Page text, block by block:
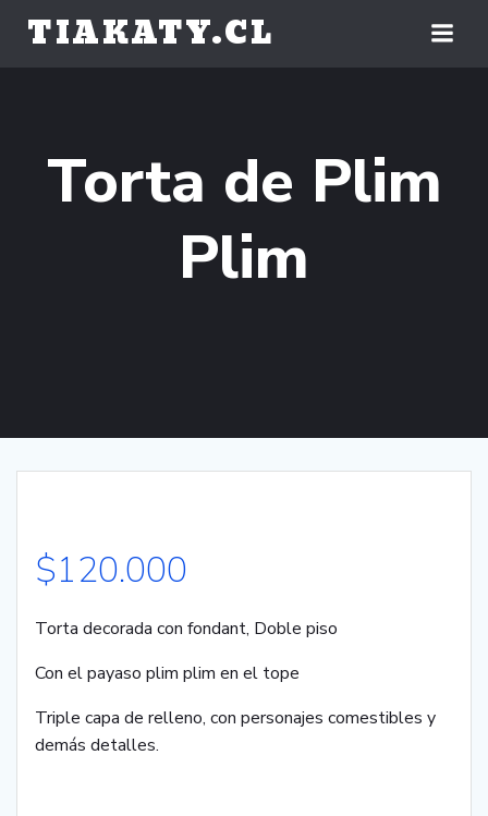
TIAKATY.CL
Torta de Plim
Plim
$120.000
Torta decorada con fondant, Doble piso
Con el payaso plim plim en el tope
Triple capa de relleno, con personajes comestibles y
demás detalles.